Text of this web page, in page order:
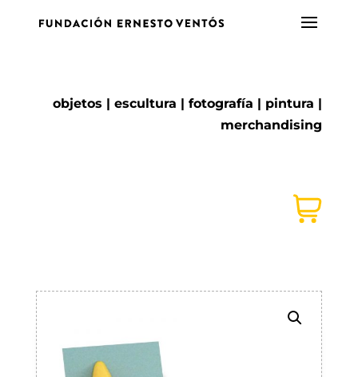
objetos |escultura |fotografía | pintura |
merchandising